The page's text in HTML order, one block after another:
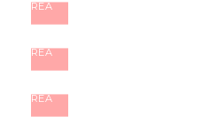
REA
REA
REA